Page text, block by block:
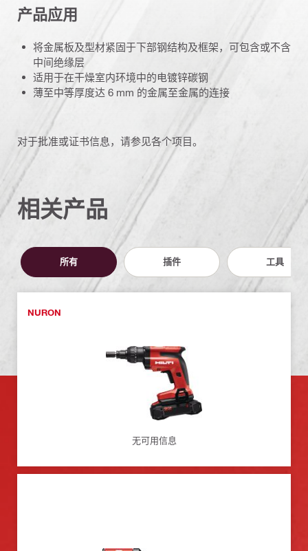
产品应用
将金属板及型材紧固于下部钢结构及框架，可包含或不含
中间绝缘层
适用于在干燥室内环境中的电镀锌碳钢
薄至中等厚度达 6 mm 的金属至金属的连接
对于批准或证书信息，请参见各个项目。
相关产品
所有 插件 工具
NURON
无可用信息